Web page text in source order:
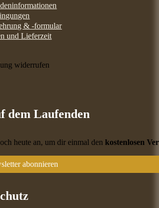
& -formular
und Lieferzeit
widerrufen
dem Laufenden
heute an, um dir einmal denkostenlosen
abonnieren